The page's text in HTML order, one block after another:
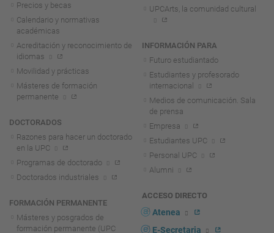
Precios y becas
Calendario y normativas
académicas
Acreditación y reconocimiento de
idiomas
Movilidad y prácticas
Másteres de formación
permanente
DOCTORADOS
Razones para hacer un doctorado
en la UPC
Programas de doctorado
Doctorados industriales
FORMACIÓN PERMANENTE
Másteres y posgrados de
formación permanente (UPC
UPCArts, la comunidad cultural
INFORMACIÓN PARA
Futuro estudiantado
Estudiantes y profesorado
internacional
Medios de comunicación. Sala
de prensa
Empresa
Estudiantes UPC
Personal UPC
Alumni
ACCESO DIRECTO
Atenea
E-Secretaria